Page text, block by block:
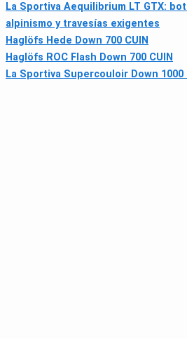
La Sportiva Aequilibrium LT GTX:
alpinismo y travesías exigentes
Haglöfs Hede Down 700 CUIN
Haglöfs ROC Flash Down 700 CUIN
La Sportiva Supercouloir Down 1000